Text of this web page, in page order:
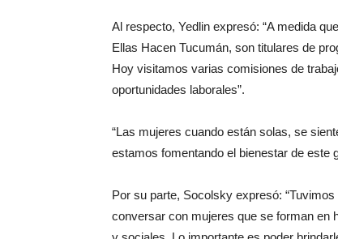
Al respecto, Yedlin expresó: “A medida
Ellas Hacen Tucumán, son titulares de
Hoy visitamos varias comisiones de
oportunidades laborales”.
“Las mujeres cuando están solas, se
estamos fomentando el bienestar de este
Por su parte, Socolsky expresó:
conversar con mujeres que se forman en